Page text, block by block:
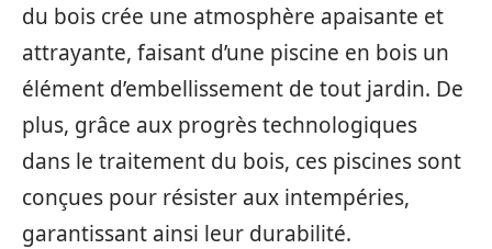
du bois crée une atmosphère apaisante et
attrayante, faisant d’une piscine en bois un
élément d’embellissement de tout jardin. De
plus, grâce aux progrès technologiques
dans le traitement du bois, ces piscines sont
conçues pour résister aux intempéries,
garantissant ainsi leur durabilité.